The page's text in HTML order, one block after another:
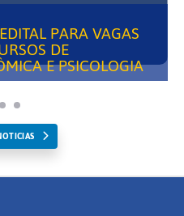
PARA VAGAS
DE
E PSICOLOGIA